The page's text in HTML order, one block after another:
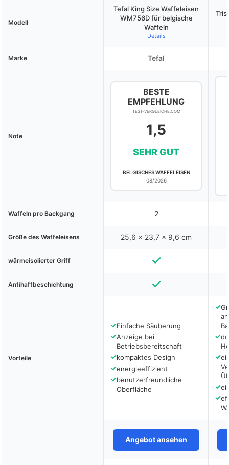
Modell
Tefal King Size Waffeleisen
WM756D für belgische
Waffeln
Details
Marke Tefal
Note
BESTE
EMPFEHLUNG
TEST-VERGLEICHE.COM
1,5
SEHR GUT
BELGISCHES WAFFELEISEN
08/2026
Waffeln pro Backgang 2
Größe des Waffeleisens 25,6 x 23,7 x 9,6 cm
wärmeisolierter Griff
Antihaftbeschichtung
Vorteile
✓Einfache Säuberung
✓Anzeige bei
Betriebsbereitschaft
✓kompaktes Design
✓energieeffizient
✓benutzerfreundliche
Oberfläche
✓
✓
✓
✓
✓
Angebot ansehen